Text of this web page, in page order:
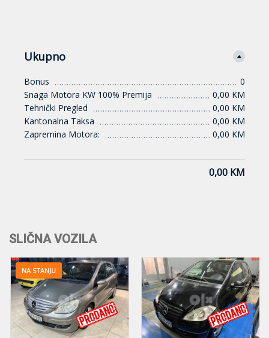
Ukupno
Bonus
0
Snaga Motora KW 100% Premija
0,00 KM
Tehnički Pregled
0,00 KM
Kantonalna Taksa
0,00 KM
Zapremina Motora:
0,00 KM
0,00 KM
SLIČNA VOZILA
NA STANJU